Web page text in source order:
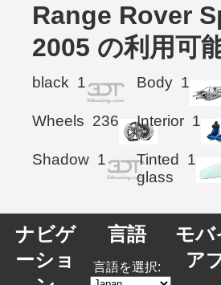
Range Rover
2005 の利用可
black 1 Body 1
Wheels 236 Interior 1
Shadow 1
Tinted
glass
1
ナビゲ
ーショ
言語
言語を選択:
モバ
ア